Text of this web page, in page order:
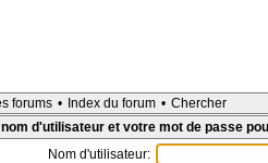
forums • Index du forum • Chercher
d'utilisateur et votre mot de passe
Nom d'utilisateur: